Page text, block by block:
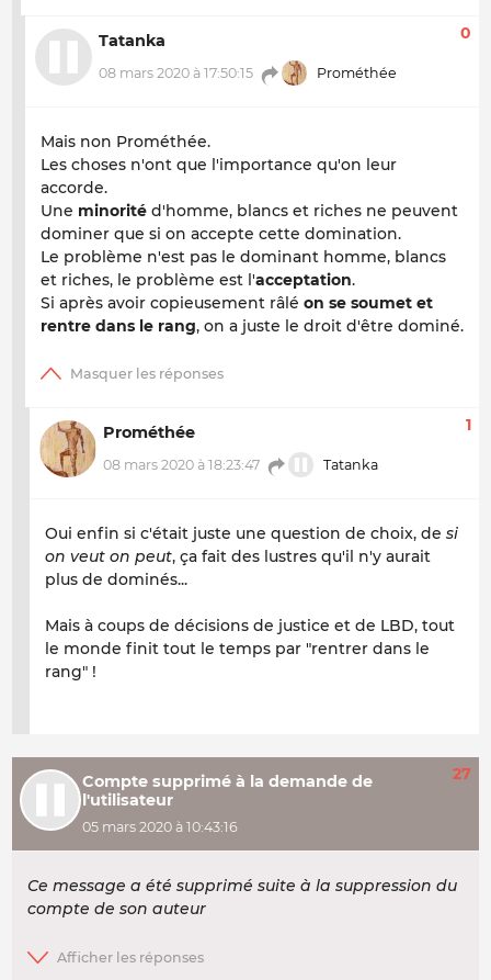
Tatanka
08 mars 2020 à 17:50:15 Prométhée
0
Mais non Prométhée.
Les choses n'ont que l'importance qu'on leur
accorde.
Une minorité d'homme, blancs et riches ne peuvent
dominer que si on accepte cette domination.
Le problème n'est pas le dominant homme, blancs
et riches, le problème est l'acceptation.
Si après avoir copieusement râlé on se soumet et
rentre dans le rang, on a juste le droit d'être dominé.
Prométhée
08 mars 2020 à 18:23:47 Tatanka
1
Oui enfin si c'était juste une question de choix, de si
on veut on peut, ça fait des lustres qu'il n'y aurait
plus de dominés...
Mais à coups de décisions de justice et de LBD, tout
le monde finit tout le temps par "rentrer dans le
rang" !
Compte supprimé à la demande de
l'utilisateur
05 mars 2020 à 10:43:16
27
Ce message a été supprimé suite à la suppression du
compte de son auteur